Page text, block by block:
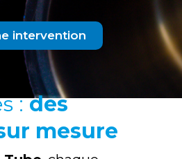
intervention
:des
mesure